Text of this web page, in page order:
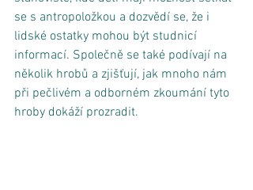
se s antropoložkou a dozvědí se, že i
lidské ostatky mohou být studnicí
informací. Společně se také podívají na
několik hrobů a zjišťují, jak mnoho nám
při pečlivém a odborném zkoumání tyto
hroby dokáží prozradit.